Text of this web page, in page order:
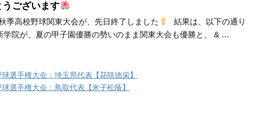
うございます
季高校野球関東大会が、先日終了しました
結果は、以下の通り
学院が、夏の甲子園優勝の勢いのまま関東大会も優勝と、 & …
選手権大会：埼玉県代表【花咲徳栄】
選手権大会：鳥取代表【米子松蔭】